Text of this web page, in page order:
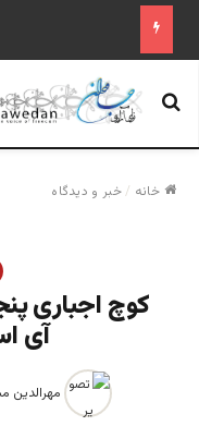
جستجو برای
خانه /خبر و دیدگاه
کوچ اجباری
آی
مهرالدین